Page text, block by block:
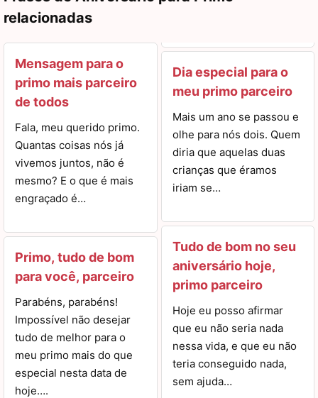
relacionadas
Mensagem para o
primo mais parceiro
de todos
Fala, meu querido primo.
Quantas coisas nós já
vivemos juntos, não é
mesmo? E o que é mais
engraçado é…
Primo, tudo de bom
para você, parceiro
Parabéns, parabéns!
Impossível não desejar
tudo de melhor para o
meu primo mais do que
especial nesta data de
hoje….
Dia especial para o
meu primo parceiro
Mais um ano se passou e
olhe para nós dois. Quem
diria que aquelas duas
crianças que éramos
iriam se…
Tudo de bom no seu
aniversário hoje,
primo parceiro
Hoje eu posso afirmar
que eu não seria nada
nessa vida, e que eu não
teria conseguido nada,
sem ajuda…